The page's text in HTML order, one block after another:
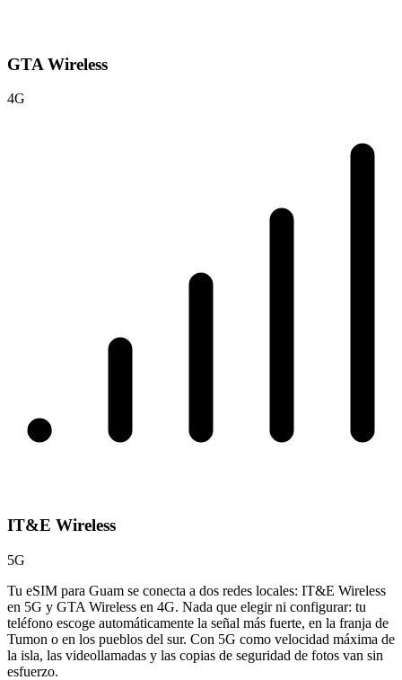
GTA Wireless
4G
IT&E Wireless
5G
Tu eSIM para Guam se conecta a dos redes locales: IT&E Wireless
en 5G y GTA Wireless en 4G. Nada que elegir ni configurar: tu
teléfono escoge automáticamente la señal más fuerte, en la franja de
Tumon o en los pueblos del sur. Con 5G como velocidad máxima de
la isla, las videollamadas y las copias de seguridad de fotos van sin
esfuerzo.